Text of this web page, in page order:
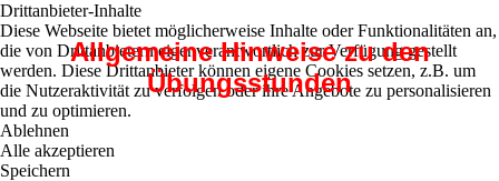
Allgemeine Hinweise zu den
Übungsstunden
Drittanbieter-Inhalte
Diese Webseite bietet möglicherweise Inhalte oder Funktionalitäten an,
die von Drittanbietern eigenverantwortlich zur Verfügung gestellt
werden. Diese Drittanbieter können eigene Cookies setzen, z.B. um
die Nutzeraktivität zu verfolgen oder ihre Angebote zu personalisieren
und zu optimieren.
Ablehnen
Alle akzeptieren
Speichern